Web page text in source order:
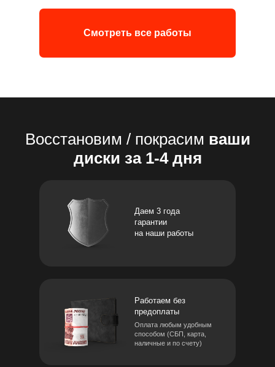
Смотреть все работы
Даем 3 года
гарантии
на наши работы
Работаем без
предоплаты
Оплата любым удобным
способом (СБП, карта,
наличные и по счету)
Восстановим / покрасим ваши
диски за 1-4 дня